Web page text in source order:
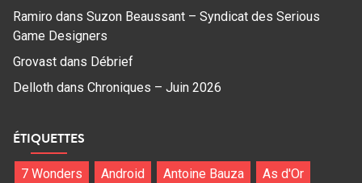
Ramiro dans Suzon Beaussant – Syndicat des Serious
Game Designers
Grovast dans Débrief
Delloth dans Chroniques – Juin 2026
ÉTIQUETTES
7 Wonders Android Antoine Bauza
As d'Or